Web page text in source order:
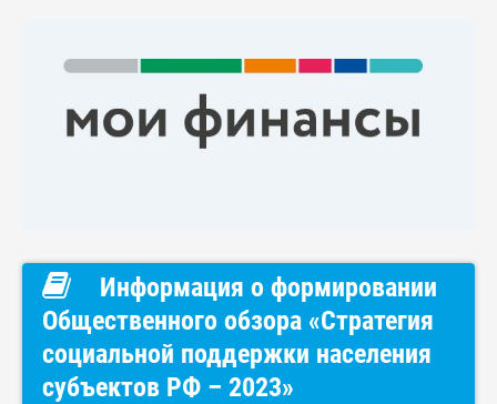
Информация о формировании
Общественного обзора «Стратегия
социальной поддержки населения
субъектов РФ – 2023»